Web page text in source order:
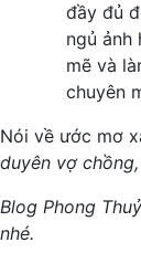
đầy đủ
ngủ
mẽ và
chuyên
Nói về ước mơ
duyên vợ
Blog Phong
nhé.